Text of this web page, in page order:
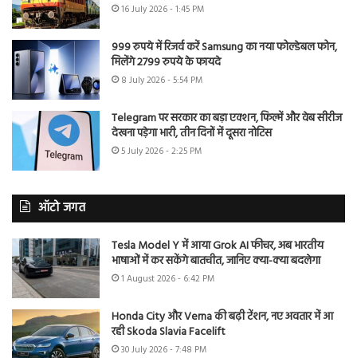
16 July 2026 - 1:45 PM
999 रुपये में रिजर्व करें Samsung का नया फोल्डेबल फोन,
मिलेंगे 2799 रुपये के फायदे
8 July 2026 - 5:54 PM
Telegram पर सरकार का बड़ा एक्शन, फिल्में और वेब सीरीज
देखना पड़ेगा भारी, तीन दिनों में दूसरा नोटिस
5 July 2026 - 2:25 PM
ऑटो जगत
Tesla Model Y में आया Grok AI फीचर, अब भारतीय
भाषाओं में कर सकेंगे बातचीत, जानिए क्या-क्या बदलेगा
1 August 2026 - 6:42 PM
Honda City और Verna की बढ़ी टेंशन, नए अवतार में आ
रही Skoda Slavia Facelift
30 July 2026 - 7:48 PM